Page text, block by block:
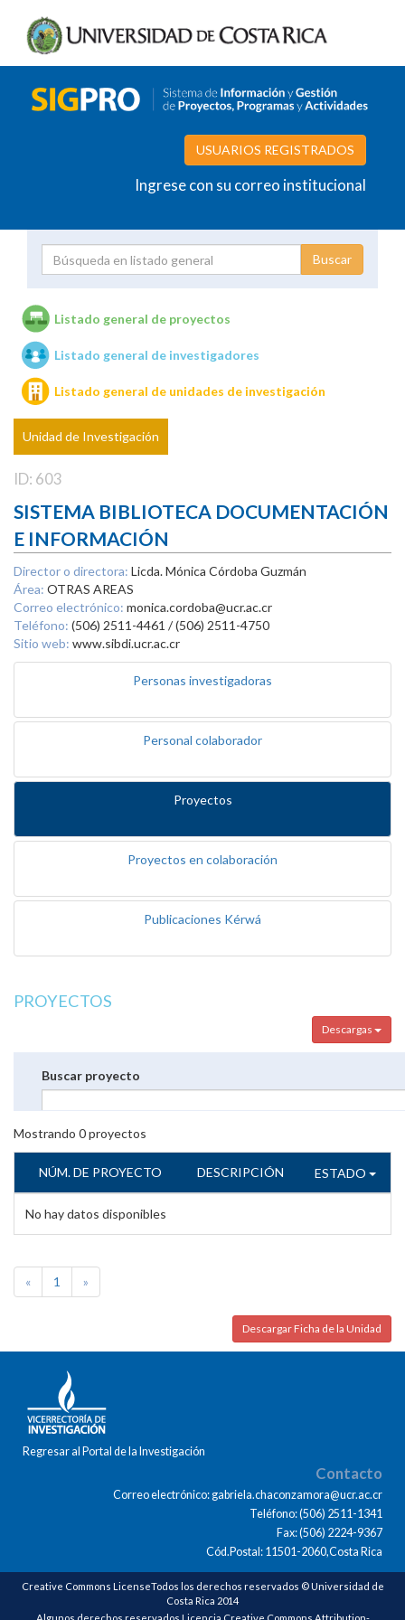
USUARIOS REGISTRADOS
Ingrese con su correo institucional
Unidades de investigación
Listado general de proyectos
Listado general de investigadores
Listado general de unidades de investigación
Unidad de Investigación
ID: 603
SISTEMA BIBLIOTECA DOCUMENTACIÓN
E INFORMACIÓN
Director o directora: Licda. Mónica Córdoba Guzmán
Área: OTRAS AREAS
Correo electrónico: monica.cordoba@ucr.ac.cr
Teléfono: (506) 2511-4461 / (506) 2511-4750
Sitio web: www.sibdi.ucr.ac.cr
Personas investigadoras
Personal colaborador
Proyectos
Proyectos en colaboración
Publicaciones Kérwá
PROYECTOS
Descargas
Buscar proyecto
Mostrando 0proyectos
NÚM. DE PROYECTO DESCRIPCIÓN ESTADO
No hay datos disponibles
« 1 »
Descargar Ficha de la Unidad
Regresar al Portal de la Investigación
Contacto
Correo electrónico: gabriela.chaconzamora@ucr.ac.cr
Teléfono: (506) 2511-1341
Fax: (506) 2224-9367
Cód.Postal: 11501-2060,Costa Rica
Creative Commons LicenseTodos los derechos reservados © Universidad de
Costa Rica 2014